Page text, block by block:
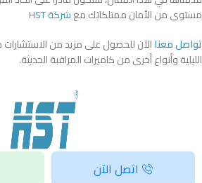
مستوى من الأمان ممتلكاتك معشركة HST
تواصل معناالآن للحصول على مزيد من
الليلية وأنواع أخرى من كاميرات المراقبة الحديثة.
اتصل الآن